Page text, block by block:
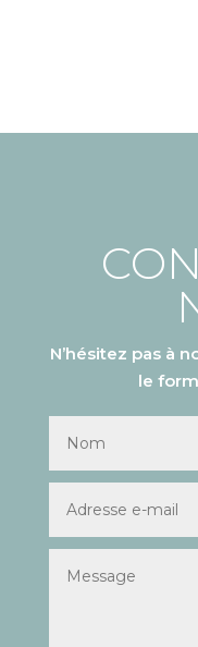
N’hésitez pas à
le